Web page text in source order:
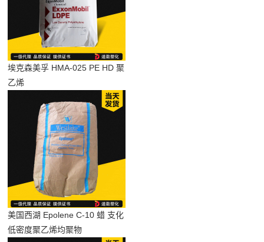
埃克森美孚 HMA-025 PE HD 聚
乙烯
美国西湖 Epolene C-10 蜡 支化
低密度聚乙烯均聚物